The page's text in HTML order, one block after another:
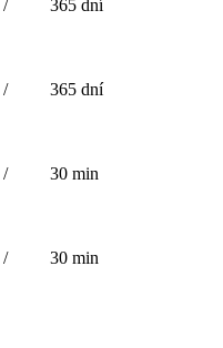
/ 365 dní
/ 365 dní
/ 30 min
/ 30 min